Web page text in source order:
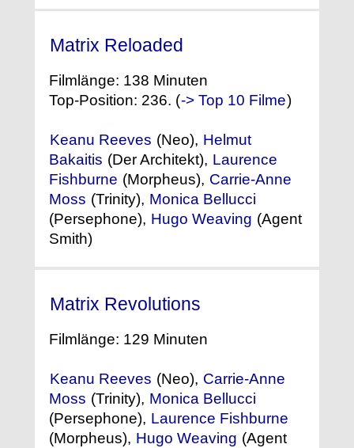
Matrix Reloaded
Filmlänge: 138 Minuten
Top-Position: 236. (-> Top 10 Filme)
Keanu Reeves (Neo), Helmut
Bakaitis (Der Architekt), Laurence
Fishburne (Morpheus), Carrie-Anne
Moss (Trinity), Monica Bellucci
(Persephone), Hugo Weaving (Agent
Smith)
Matrix Revolutions
Filmlänge: 129 Minuten
Keanu Reeves (Neo), Carrie-Anne
Moss (Trinity), Monica Bellucci
(Persephone), Laurence Fishburne
(Morpheus), Hugo Weaving (Agent